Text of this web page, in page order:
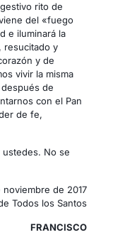
rito de
del «fuego
e iluminará la
resucitado y
y de
vivir la misma
de
con el Pan
de fe,
No se
noviembre de 2017
Todos los Santos
FRANCISCO